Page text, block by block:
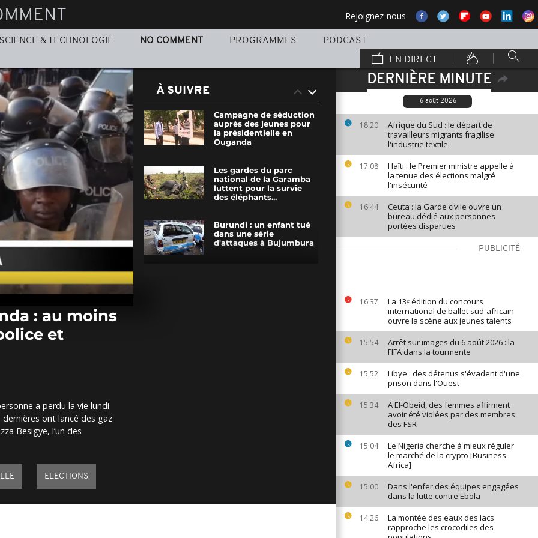
Rejoignez-nous
SCIENCE & TECHNOLOGIE NO COMMENT PROGRAMMES
PODCAST
EN DIRECT
DERNIÈRE MINUTE
6 août 2026
18:20
Afrique du Sud : le départ de
travailleurs migrants fragilise
l'industrie textile
17:08
Haïti : le Premier ministre appelle à
la tenue des élections malgré
l'insécurité
16:44
Ceuta : la Garde civile ouvre un
bureau dédié aux personnes
portées disparues
PUBLICITÉ
16:37
La 13ᵉ édition du concours
international de ballet sud-africain
ouvre la scène aux jeunes talents
15:54
Arrêt sur images du 6 août 2026 : la
FIFA dans la tourmente
15:52
Libye : des détenus s'évadent d'une
prison dans l'Ouest
15:34
A El-Obeid, des femmes affirment
avoir été violées par des membres
des FSR
15:04
Le Nigeria cherche à mieux réguler
le marché de la crypto [Business
Africa]
15:00
Dans l'enfer des équipes engagées
dans la lutte contre Ebola
14:26
La montée des eaux des lacs
rapproche les crocodiles des
: au moins
et
a perdu la vie lundi
ont lancé des gaz
Besigye, l’un des
ELECTIONS
À SUIVRE
Campagne de séduction
auprès des jeunes pour
la présidentielle en
Ouganda
Les gardes du parc
national de la Garamba
luttent pour la survie
des éléphants...
Burundi : un enfant tué
dans une série
d'attaques à Bujumbura